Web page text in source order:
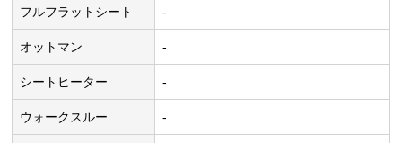
フルフラットシート -
オットマン -
シートヒーター -
ウォークスルー -